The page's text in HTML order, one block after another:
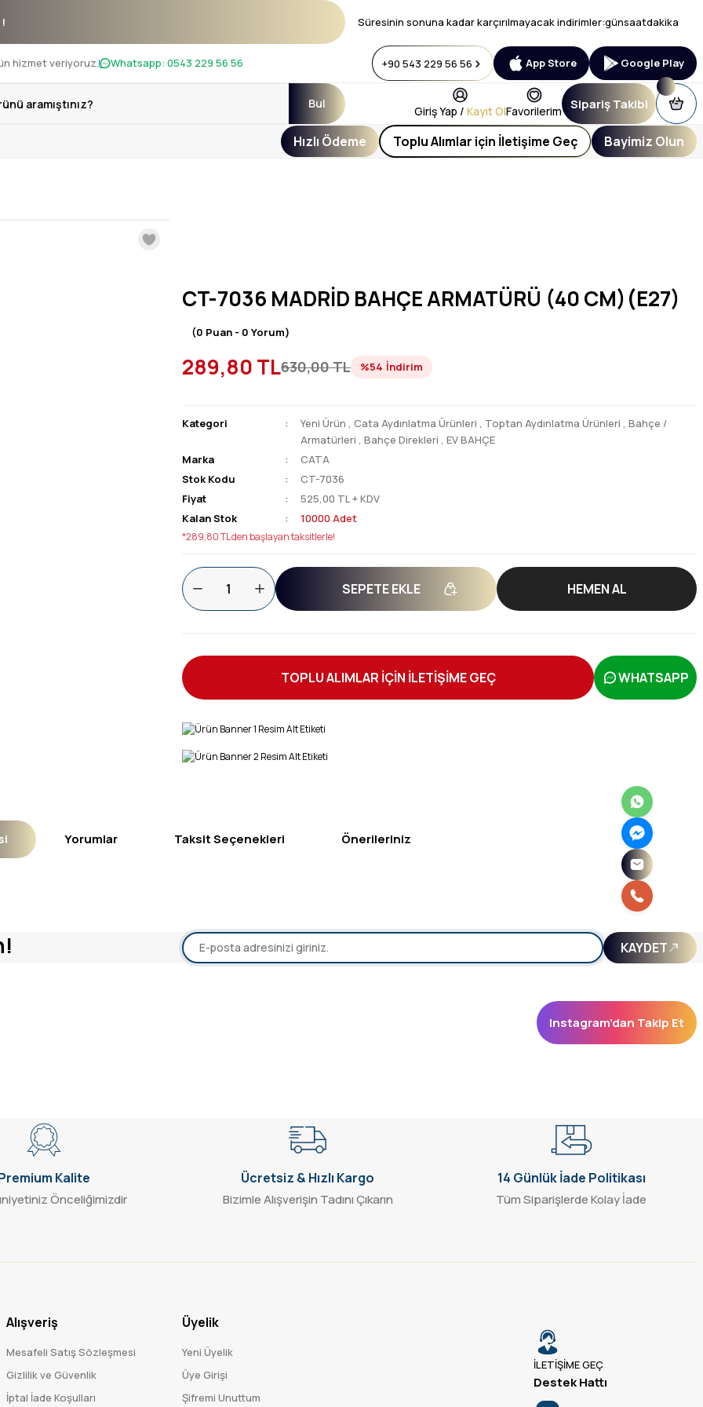
! Süresinin sonuna kadar karçırılmayacak indirimler:günsaatdakika
hizmet veriyoruz. Whatsapp: 0543 229 56 56 +90 543 229 56 56 App Store Google Play
Bul
Giriş Yap / Kayıt OlFavorilerim Sipariş Takibi
Hızlı Ödeme Toplu Alımlar için İletişime Geç Bayimiz Olun
CT-7036 MADRİD BAHÇE ARMATÜRÜ (40 CM)(E27)
(0 Puan - 0 Yorum)
289,80 TL630,00 TL %54 İndirim
Kategori Yeni Ürün ,Cata Aydınlatma Ürünleri , Toptan Aydınlatma Ürünleri ,Bahçe /
Armatürleri ,Bahçe Direkleri ,EV BAHÇE
Marka
CATA
Stok Kodu
CT-7036
Fiyat
525,00 TL + KDV
Kalan Stok
10000 Adet
*289,80 TL den başlayan taksitlerle!
SEPETE EKLE HEMEN AL
TOPLU ALIMLAR İÇİN İLETİŞİME GEÇ WHATSAPP
Yorumlar Taksit Seçenekleri Önerileriniz
Bu ürüne ilk yorumu siz yapın! KAYDET
Instagram’dan Takip Et
Kalite
Önceliğimizdir
Ücretsiz & Hızlı Kargo
Bizimle Alışverişin Tadını Çıkarın
14 Günlük İade Politikası
Tüm Siparişlerde Kolay İade
Alışveriş
Mesafeli Satış Sözleşmesi
Gizlilik ve Güvenlik
İptal İade Koşulları
Üyelik
Yeni Üyelik
Üye Girişi
Şifremi Unuttum
İLETİŞİME GEÇ
Destek Hattı